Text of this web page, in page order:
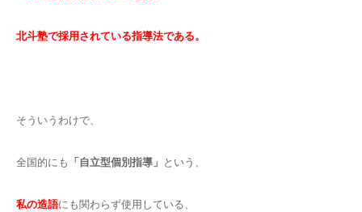
北斗塾で採用されている指導法である。
そういうわけで、
全国的にも 「自立型個別指導」 という、
私の造語にも関わらず使用している、